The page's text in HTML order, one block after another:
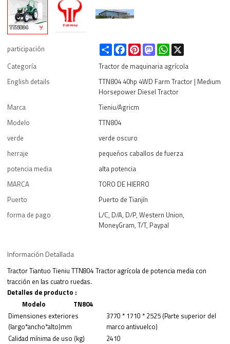
participación ShareFacebookPinterestMastodonWhatsApp
Categoría
Tractor de maquinaria agrícola
English details
TTN804 40hp 4WD Farm Tractor | Medium
Horsepower Diesel Tractor
Marca
Tieniu/Agricm
Modelo
TTN804
verde
verde oscuro
herraje
pequeños caballos de fuerza
potencia media
alta potencia
MARCA
TORO DE HIERRO
Puerto
Puerto de Tianjín
forma de pago
L/C, D/A, D/P, Western Union,
MoneyGram, T/T, Paypal
Información Detallada
Tractor Tiantuo Tieniu TTN804 Tractor agrícola de potencia media con
tracción en las cuatro ruedas.
Detalles de producto :
Modelo
TN804
Dimensiones exteriores
(largo*ancho*alto)mm
3770 * 1710 * 2525 (Parte superior del
marco antivuelco)
Calidad mínima de uso (kg)
2410